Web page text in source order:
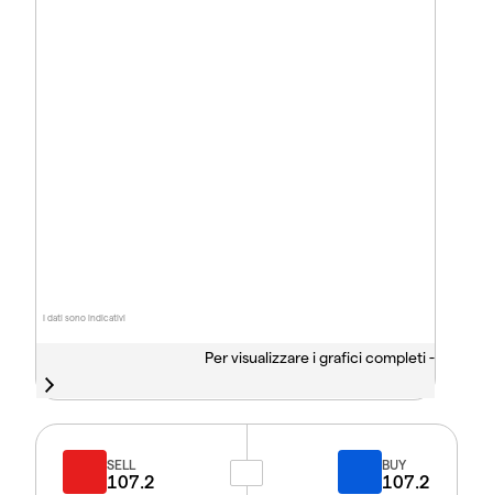
I dati sono indicativi
Per visualizzare i grafici completi -
SELL
107.2
BUY
107.2